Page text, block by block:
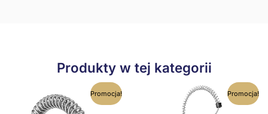
Produkty w tej kategorii
Promocja!
Pierwotna
cena
wynosiła:
Aktualna
cena
Promocja!
Pierwotna
cena
wynosiła:
Aktualna
cena
wynosi: